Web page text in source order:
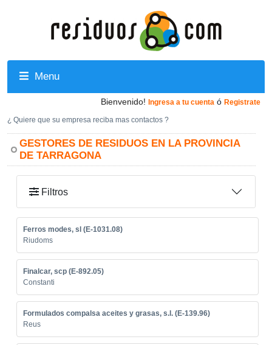
Menu
Bienvenido! Ingresa a tu cuenta ó Registrate
¿ Quiere que su empresa reciba mas contactos ?
GESTORES DE RESIDUOS EN LA PROVINCIA
DE TARRAGONA
Filtros
Ferros modes, sl (E-1031.08)
Riudoms
Finalcar, scp (E-892.05)
Constanti
Formulados compalsa aceites y grasas, s.l. (E-139.96)
Reus